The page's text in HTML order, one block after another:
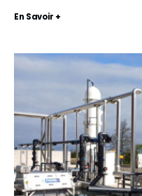
En Savoir +